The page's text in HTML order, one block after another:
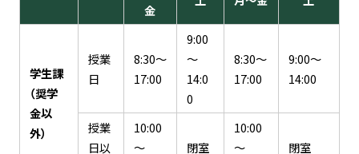
金
学生課
（奨学
金以
外）
授業
日
8:30～
17:00
9:00
～
14:0
0
8:30～
17:00
9:00～
14:00
授業
日以
10:00
～
閉室
10:00
～
閉室